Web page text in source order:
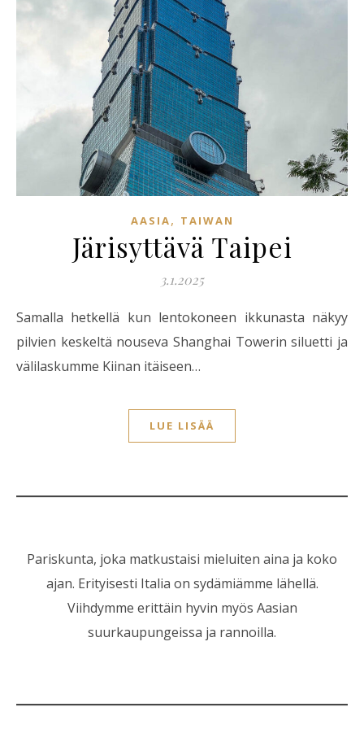
AASIA, TAIWAN
Järisyttävä Taipei
3.1.2025
Samalla hetkellä kun lentokoneen ikkunasta näkyy
pilvien keskeltä nouseva Shanghai Towerin siluetti ja
välilaskumme Kiinan itäiseen…
LUE LISÄÄ
Pariskunta, joka matkustaisi mieluiten aina ja koko
ajan. Erityisesti Italia on sydämiämme lähellä.
Viihdymme erittäin hyvin myös Aasian
suurkaupungeissa ja rannoilla.